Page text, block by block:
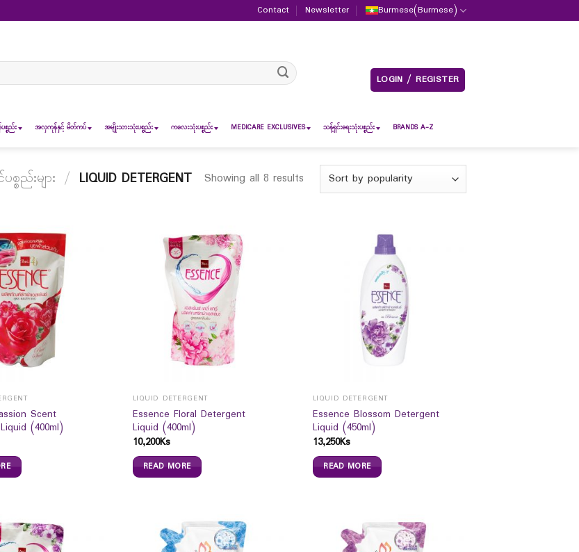
Contact Newsletter Burmese(Burmese)
LOGIN / REGISTER
စည်း အလှကုန်နှင့် မိတ်ကပ် အမျိုးသားသုံးပစ္စည်း ကလေးသုံးပစ္စည်း MEDICARE EXCLUSIVES သန့်ရှင်းရေးသုံးပစ္စည်း BRANDS A-Z
ည်းများ / LIQUID DETERGENT Showing all 8 results
Scent
(400ml)
LIQUID DETERGENT
Essence Floral Detergent
Liquid (400ml)
10,200Ks
READ MORE
LIQUID DETERGENT
Essence Blossom Detergent
Liquid (450ml)
13,250Ks
READ MORE